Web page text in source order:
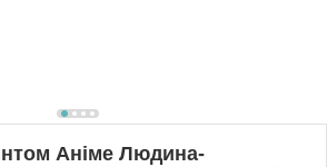
Аніме Людина-